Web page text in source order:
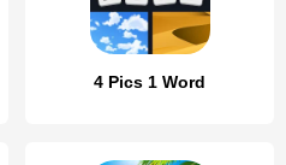
4 Pics 1 Word